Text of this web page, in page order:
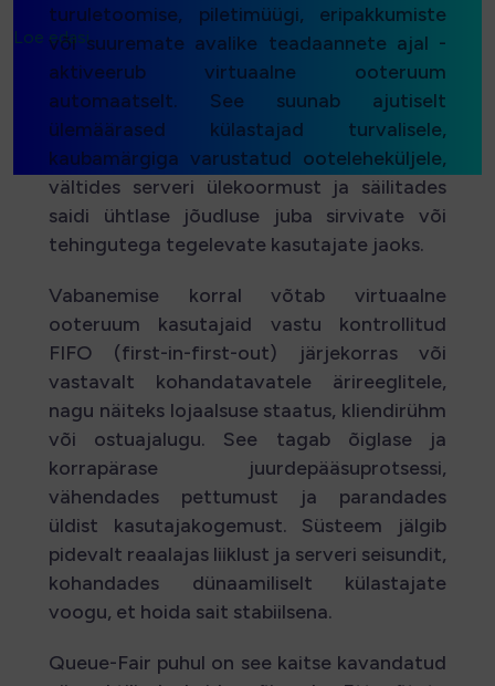
Loe edasi...
turuletoomise, piletimüügi, eripakkumiste
või suuremate avalike teadaannete ajal -
aktiveerub virtuaalne ooteruum
automaatselt. See suunab ajutiselt
ülemäärased külastajad turvalisele,
kaubamärgiga varustatud ooteleheküljele,
vältides serveri ülekoormust ja säilitades
saidi ühtlase jõudluse juba sirvivate või
tehingutega tegelevate kasutajate jaoks.
Vabanemise korral võtab virtuaalne
ooteruum kasutajaid vastu kontrollitud
FIFO (first-in-first-out) järjekorras või
vastavalt kohandatavatele ärireeglitele,
nagu näiteks lojaalsuse staatus, kliendirühm
või ostuajalugu. See tagab õiglase ja
korrapärase juurdepääsuprotsessi,
vähendades pettumust ja parandades
üldist kasutajakogemust. Süsteem jälgib
pidevalt reaalajas liiklust ja serveri seisundit,
kohandades dünaamiliselt külastajate
voogu, et hoida sait stabiilsena.
Queue-Fair puhul on see kaitse kavandatud